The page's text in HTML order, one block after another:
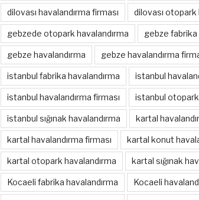
dilovası havalandırma firması dilovası otopark
gebzede otopark havalandırma gebze fabrika
gebze havalandırma gebze havalandırma
istanbul fabrika havalandırma istanbul
istanbul havalandırma firması istanbul otopark
istanbul sığınak havalandırma kartal
kartal havalandırma firması kartal konut
kartal otopark havalandırma kartal sığınak
Kocaeli fabrika havalandırma Kocaeli